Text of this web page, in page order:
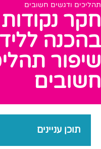
תהליכים ודגשים חשובים
חקר
בהכנה
שיפור
חשובים
תוכן עניינים